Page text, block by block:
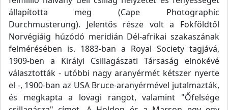
állapította meg (Cape Photographic
Durchmusterung). Jelentős része volt a Fokföldtől
Norvégiáig húzódó meridián Dél-afrikai szakaszának
felmérésében is. 1883-ban a Royal Society tagjává,
1909-ben a Királyi Csillagászati Társaság elnökévé
választották - utóbbi nagy aranyérmét kétszer nyerte
el -, 1900-ban az USA Bruce-aranyérmével jutalmazták,
és megkapta a lovagi rangot, valamint "Őfelsége